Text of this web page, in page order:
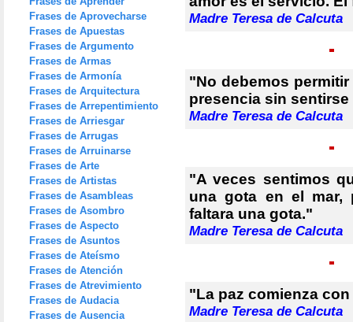
Frases de Aprovecharse
Frases de Apuestas
Frases de Argumento
Frases de Armas
Frases de Armonía
Frases de Arquitectura
Frases de Arrepentimiento
Frases de Arriesgar
Frases de Arrugas
Frases de Arruinarse
Frases de Arte
Frases de Artistas
Frases de Asambleas
Frases de Asombro
Frases de Aspecto
Frases de Asuntos
Frases de Ateísmo
Frases de Atención
Frases de Atrevimiento
Frases de Audacia
Frases de Ausencia
Madre Teresa de Calcuta
"No debemos
presencia sin
Madre Teresa de Calcuta
"A veces sentimos
una gota en el mar,
faltara una gota."
Madre Teresa de Calcuta
"La paz comienza
Madre Teresa de Calcuta